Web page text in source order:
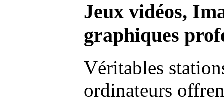
Jeux vidéos,
graphiques
Véritables
ordinateurs